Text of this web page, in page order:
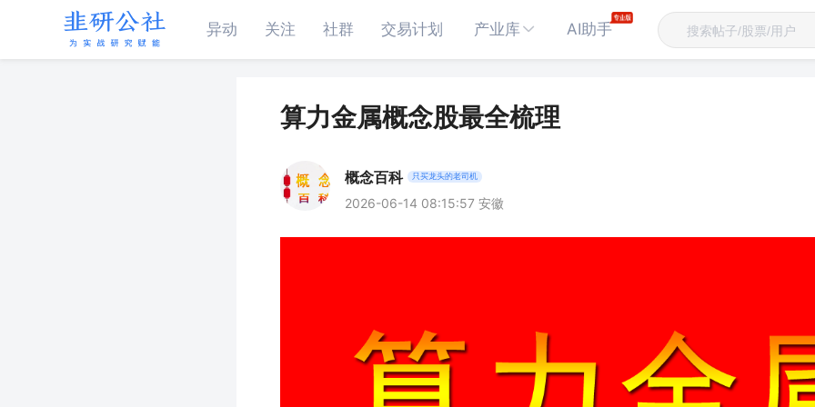
异动 关注 社群 交易计划 产业库 AI助手
算力金属概念股最全梳理
概念百科 只买龙头的老司机
2026-06-14 08:15:57 安徽